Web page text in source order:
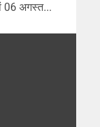
06 अगस्त...